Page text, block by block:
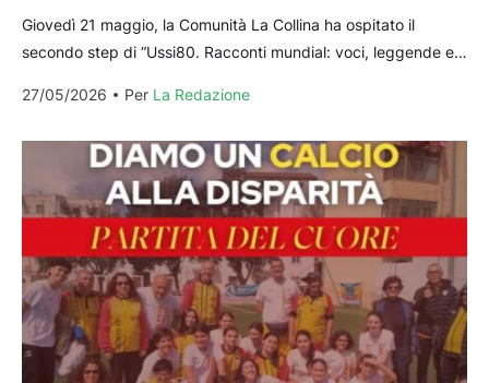
Giovedì 21 maggio, la Comunità La Collina ha ospitato il
secondo step di “Ussi80. Racconti mundial: voci, leggende e
27/05/2026
Per La Redazione